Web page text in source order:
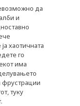
да
и
хаотичната
го
има
фрустрации
туку